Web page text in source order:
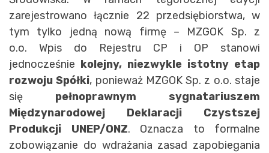
zarejestrowano łącznie 22 przedsiębiorstwa, w
tym tylko jedną nową firmę – MZGOK Sp. z
o.o. Wpis do Rejestru CP i OP stanowi
jednocześnie kolejny, niezwykle istotny etap
rozwoju Spółki, ponieważ MZGOK Sp. z o.o. staje
się pełnoprawnym sygnatariuszem
Międzynarodowej Deklaracji Czystszej
Produkcji UNEP/ONZ. Oznacza to formalne
zobowiązanie do wdrażania zasad zapobiegania